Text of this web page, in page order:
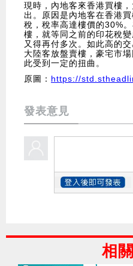
現時，內地客來香港買樓
出。原因是內地客在香港
稅，稅率高達樓價的30%
樓，就等同之前的印花稅
又得再付多次。如此高的
大陸客放盤賣樓，豪宅市
此受到一定的扭曲。
原圖： https://
發表意見
相